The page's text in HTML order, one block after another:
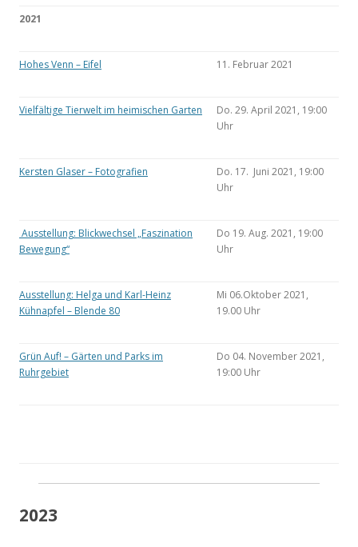
2021
Hohes Venn – Eifel 11. Februar 2021
Vielfältige Tierwelt im heimischen Garten
Do. 29. April 2021, 19:00
Uhr
Kersten Glaser – Fotografien
Do. 17. Juni 2021, 19:00
Uhr
Ausstellung: Blickwechsel „Faszination
Bewegung“
Do 19. Aug. 2021, 19:00
Uhr
Ausstellung: Helga und Karl-Heinz
Kühnapfel – Blende 80
Mi 06.Oktober 2021,
19.00 Uhr
Grün Auf! – Gärten und Parks im
Ruhrgebiet
Do 04. November 2021,
19:00 Uhr
2023